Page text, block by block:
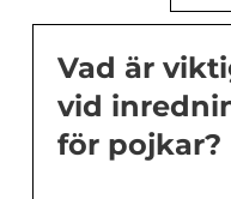
Vad är
vid
för pojkar?